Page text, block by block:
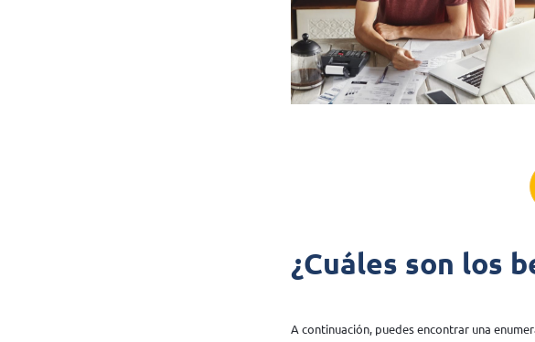
¿Cuáles son los
A continuación, puedes encontrar una